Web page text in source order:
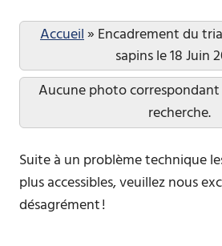
Accueil» Encadrement du
sapins le 18 Juin
Aucune photo
recherche.
Suite à un problème technique
plus accessibles, veuillez nous
désagrément !